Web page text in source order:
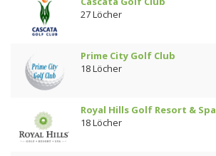
27 Löcher
Prime City Golf Club
18 Löcher
Royal Hills Golf Resort & Spa
18 Löcher